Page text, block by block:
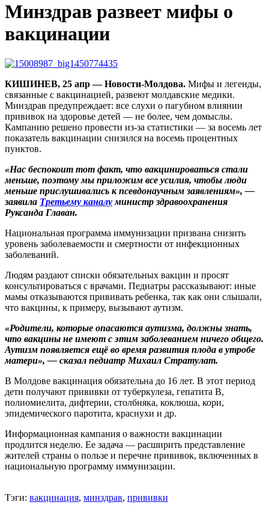
Минздрав развеет мифы о
вакцинации
КИШИНЕВ, 25 апр — Новости-Молдова. Мифы и легенды,
связанные с вакцинацией, развеют молдавские медики.
Минздрав предупреждает: все слухи о пагубном влиянии
прививок на здоровье детей — не более, чем домыслы.
Кампанию решено провести из-за статистики — за восемь лет
показатель вакцинации снизился на восемь процентных
пунктов.
«Нас беспокоит тот факт, что вакцинироваться стали
меньше, поэтому мы приложим все усилия, чтобы люди
меньше прислушивались к псевдонаучным заявлениям», —
заявила Третьему каналуминистр здравоохранения
Руксанда Главан.
Национальная программа иммунизации призвана снизить
уровень заболеваемости и смертности от инфекционных
заболеваний.
Людям раздают списки обязательных вакцин и просят
консультироваться с врачами. Педиатры рассказывают: иные
мамы отказываются прививать ребенка, так как они слышали,
что вакцины, к примеру, вызывают аутизм.
«Родители, которые опасаются аутизма, должны знать,
что вакцины не имеют с этим заболеванием ничего общего.
Аутизм появляется ещё во время развития плода в утробе
матери», — сказал педиатр Михаил Стратулат.
В Молдове вакцинация обязательна до 16 лет. В этот период
дети получают прививки от туберкулеза, гепатита В,
полиомиелита, дифтерии, столбняка, коклюша, кори,
эпидемического паротита, краснухи и др.
Информационная кампания о важности вакцинации
продлится неделю. Ее задача — расширить представление
жителей страны о пользе и перечне прививок, включенных в
национальную программу иммунизации.
Тэги: вакцинация, минздрав, прививки